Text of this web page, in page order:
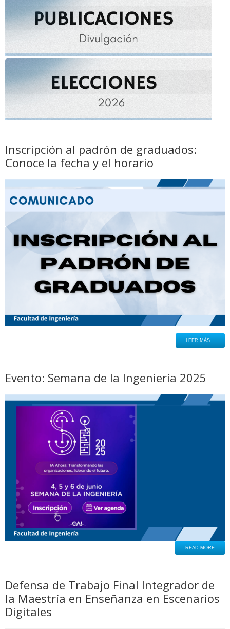
Inscripción al padrón de graduados:
Conoce la fecha y el horario
LEER MÁS...
Evento: Semana de la Ingeniería 2025
READ MORE
Defensa de Trabajo Final Integrador de
la Maestría en Enseñanza en Escenarios
Digitales